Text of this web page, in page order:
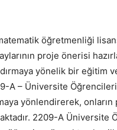
öğretmenliği
proje önerisi
yönelik bir eğitim
A – Üniversite
yönlendirerek,
2209-A Üniversite